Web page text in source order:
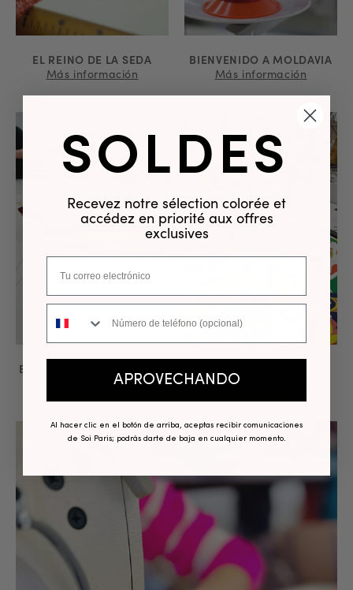
EL REINO DE LA SEDA
Más información
BIENVENIDO A MOLDAVIA
Más información
BIENVENIDO A PORTUGAL
Más información
Más información
SOLDES
Recevez notre sélection colorée et
accédez en priorité aux offres
exclusives
APROVECHANDO
Al hacer clic en el botón de arriba, aceptas recibir comunicaciones
de Soi Paris; podrás darte de baja en cualquier momento.